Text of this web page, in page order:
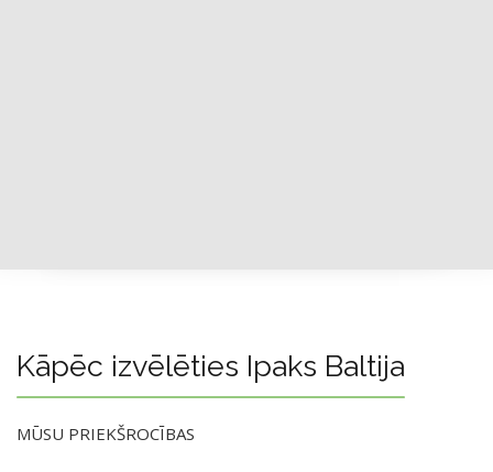
Kāpēc izvēlēties Ipaks Baltija
MŪSU PRIEKŠROCĪBAS